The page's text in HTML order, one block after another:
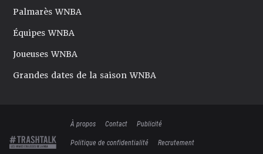
Palmarès WNBA
Équipes WNBA
Joueuses WNBA
Grandes dates de la saison WNBA
À propos Contact
Publicité
Politique de confidentialité
Recrutement